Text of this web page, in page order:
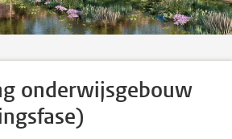
onderwijsgebouw